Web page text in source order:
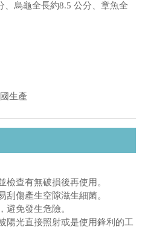
烏龜全長約8.5 公分、章魚全
生產
查有無破損後再使用。
傷產生空隙滋生細菌。
免發生危險。
陽光直接照射或是使用鋒利的工